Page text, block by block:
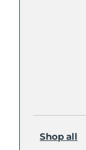
Shop all